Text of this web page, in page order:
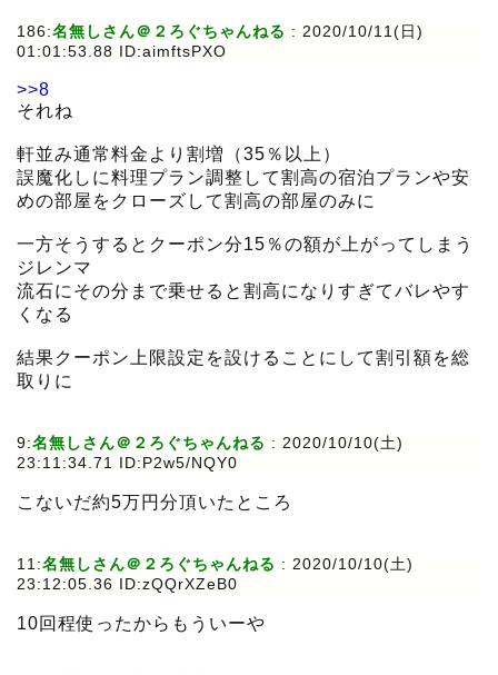
186:名無しさん＠２ろぐちゃんねる : 2020/10/11(日)
01:01:53.88 ID:aimftsPXO
>>8
それね
軒並み通常料金より割増（35％以上）
誤魔化しに料理プラン調整して割高の宿泊プランや安
めの部屋をクローズして割高の部屋のみに
一方そうするとクーポン分15％の額が上がってしまう
ジレンマ
流石にその分まで乗せると割高になりすぎてバレやす
くなる
結果クーポン上限設定を設けることにして割引額を総
取りに
9:名無しさん＠２ろぐちゃんねる : 2020/10/10(土)
23:11:34.71 ID:P2w5/NQY0
こないだ約5万円分頂いたところ
11:名無しさん＠２ろぐちゃんねる : 2020/10/10(土)
23:12:05.36 ID:zQQrXZeB0
10回程使ったからもういーや